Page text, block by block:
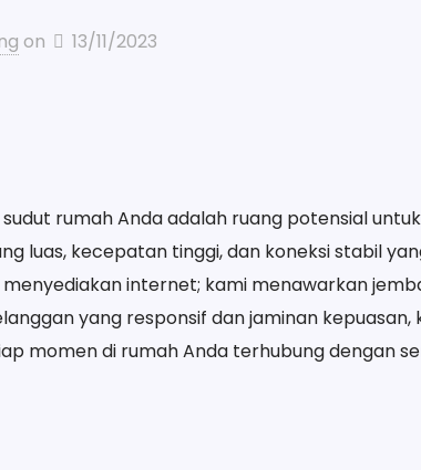
on 13/11/2023
rumah Anda adalah ruang potensial
luas, kecepatan tinggi, dan koneksi stabil
internet; kami menawarkan
yang responsif dan jaminan
momen di rumah Anda terhubung dengan